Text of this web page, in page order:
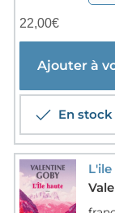
22,00€
Ajouter à
En stock